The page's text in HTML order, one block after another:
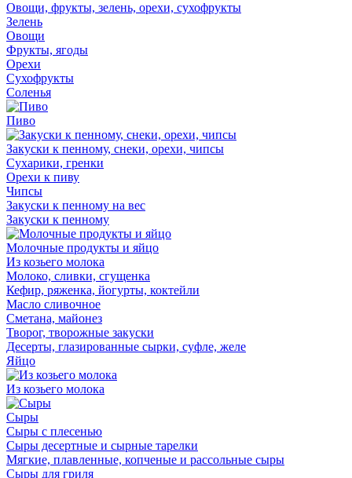
Овощи, фрукты, зелень, орехи, сухофрукты
Зелень
Овощи
Фрукты, ягоды
Орехи
Сухофрукты
Соленья
Пиво
Закуски к пенному, снеки, орехи, чипсы
Сухарики, гренки
Орехи к пиву
Чипсы
Закуски к пенному на вес
Закуски к пенному
Молочные продукты и яйцо
Из козьего молока
Молоко, сливки, сгущенка
Кефир, ряженка, йогурты, коктейли
Масло сливочное
Сметана, майонез
Творог, творожные закуски
Десерты, глазированные сырки, суфле, желе
Яйцо
Из козьего молока
Сыры
Сыры с плесенью
Сыры десертные и сырные тарелки
Мягкие, плавленные, копченые и рассольные сыры
Сыры для гриля